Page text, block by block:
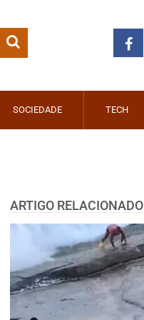
SOCIEDADE TECH
ARTIGO RELACIONADO